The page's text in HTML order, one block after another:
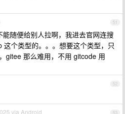
51
能随便给别人拉啊，我进去官网连搜
这个类型的。。。想要这个类型，只
gitee 那么难用，不用 gitcode 用
52
via Android